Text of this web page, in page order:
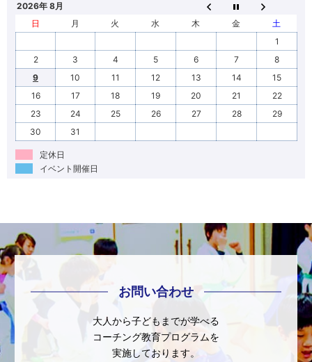
2026年 8月
日
月 火 水 木 金
土
1
2
3 4 5 6 7
8
9
10 11 12 13 14
15
16
17 18 19 20 21
22
23
24 25 26 27 28
29
30
31
定休日
イベント開催日
お問い合わせ
大人から子どもまでが学べる
コーチング教育プログラムを
実施しております。